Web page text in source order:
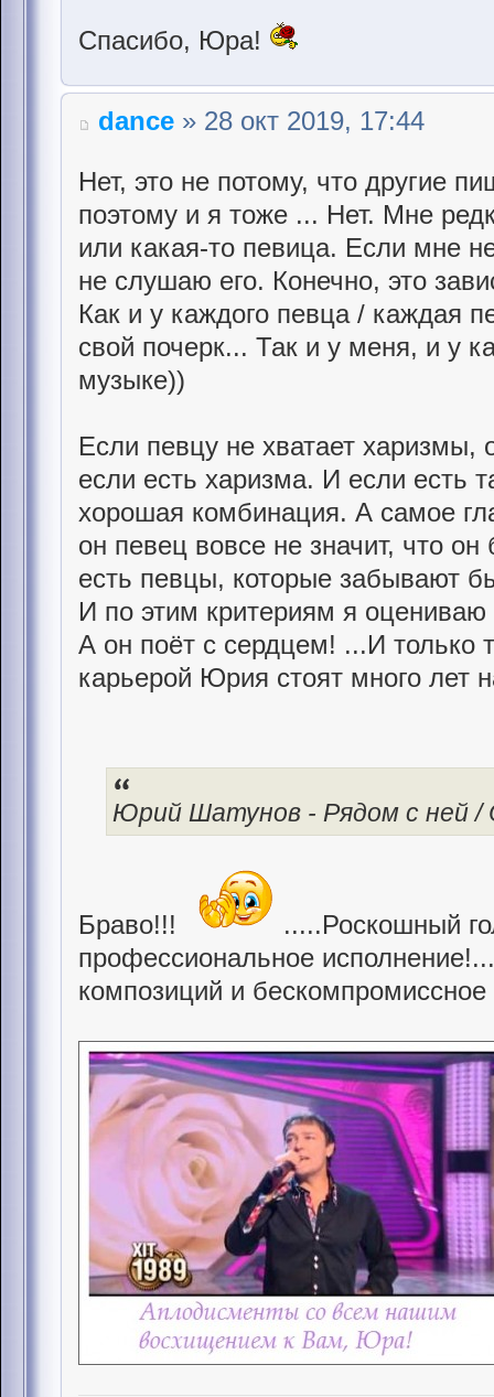
Спасибо, Юра!
dance » 28 окт 2019, 17:44
Нет, это не потому, что другие
поэтому и я тоже ... Нет. Мне
или какая-то певица. Если мне
не слушаю его. Конечно, это
Как и у каждого певца / каждая
свой почерк... Так и у меня, и у
музыке))
Если певцу не хватает
если есть харизма. И если есть
хорошая комбинация. А самое
он певец вовсе не значит, что
есть певцы, которые забывают
И по этим критериям я
А он поёт с сердцем! ...И только
карьерой Юрия стоят много лет
Юрий Шатунов - Рядом с ней /
Браво!!!
.....Роскошный
профессиональное
композиций и бескомпромиссное